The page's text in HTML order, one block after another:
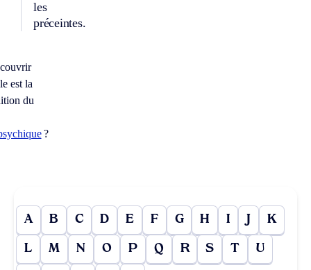
les
préceintes.
est la
du
?
A B C D E F G H I J K
L M N O P Q R S T U